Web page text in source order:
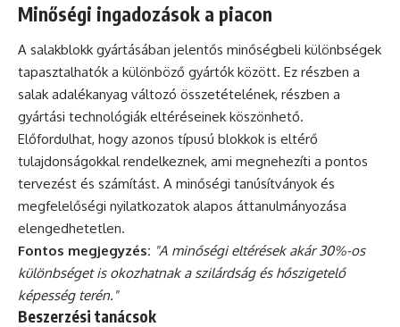
Minőségi ingadozások a piacon
A salakblokk gyártásában jelentős minőségbeli különbségek
tapasztalhatók a különböző gyártók között. Ez részben a
salak adalékanyag változó összetételének, részben a
gyártási technológiák eltéréseinek köszönhető.
Előfordulhat, hogy azonos típusú blokkok is eltérő
tulajdonságokkal rendelkeznek, ami megnehezíti a pontos
tervezést és számítást. A minőségi tanúsítványok és
megfelelőségi nyilatkozatok alapos áttanulmányozása
elengedhetetlen.
Fontos megjegyzés: "A minőségi eltérések akár 30%-os
különbséget is okozhatnak a szilárdság és hőszigetelő
képesség terén."
Beszerzési tanácsok